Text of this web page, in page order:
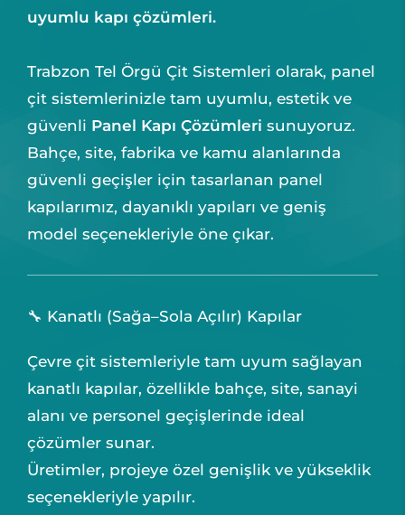
uyumlu kapı çözümleri.
Trabzon Tel Örgü Çit Sistemleri olarak, panel
çit sistemlerinizle tam uyumlu, estetik ve
güvenli Panel Kapı Çözümleri sunuyoruz.
Bahçe, site, fabrika ve kamu alanlarında
güvenli geçişler için tasarlanan panel
kapılarımız, dayanıklı yapıları ve geniş
model seçenekleriyle öne çıkar.
🔧 Kanatlı (Sağa–Sola Açılır) Kapılar
Çevre çit sistemleriyle tam uyum sağlayan
kanatlı kapılar, özellikle bahçe, site, sanayi
alanı ve personel geçişlerinde ideal
çözümler sunar.
Üretimler, projeye özel genişlik ve yükseklik
seçenekleriyle yapılır.